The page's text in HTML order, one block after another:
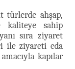
türlerde ahşap,
kaliteye sahip
sıra ziyaret
ile ziyareti eda
kapılar